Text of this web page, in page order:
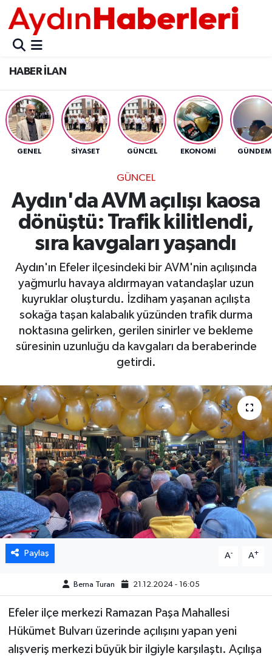
HABER İLAN
GENEL SİYASET GÜNCEL EKONOMİ GÜNDEM
GÜNCEL
Aydın'da AVM açılışı kaosa
dönüştü: Trafik kilitlendi,
sıra kavgaları yaşandı
Aydın'ın Efeler ilçesindeki bir AVM'nin açılışında
yağmurlu havaya aldırmayan vatandaşlar uzun
kuyruklar oluşturdu. İzdiham yaşanan açılışta
sokağa taşan kalabalık yüzünden trafik durma
noktasına gelirken, gerilen sinirler ve bekleme
süresinin uzunluğu da kavgaları da beraberinde
getirdi.
Paylaş A- A+
Berna Turan 21.12.2024 - 16:05
Efeler ilçe merkezi Ramazan Paşa Mahallesi
Hükümet Bulvarı üzerinde açılışını yapan yeni
alışveriş merkezi büyük bir ilgiyle karşılaştı. Açılışa
GÜNCEL
POLİTİKA
BELEDİYELER
ASAYİŞ
BÜLTEN
ÇEVRE
DIŞ
DÜNYA
EGE
EKOLOJİ VE ÇEVRE
BİLİM VE TEKNOLOJİ
GENEL
GÜNDEM
HABERDE İNSAN
KÜLTÜR SANAT
SAĞLIK
Aydın Nöbetçi Eczaneler
Aydın Hava Durumu
Aydin Namaz Vakitleri
Aydın Trafik Yoğunluk Haritası
Süper Lig Puan Durumu ve Fikstür
Tüm Manşetler
Son Dakika Haberleri
Haber Arşivi